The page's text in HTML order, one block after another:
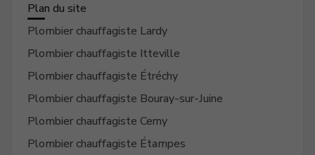
Plan du site
Plombier chauffagiste Lardy
Plombier chauffagiste Itteville
Plombier chauffagiste Étréchy
Plombier chauffagiste Bouray-sur-Juine
Plombier chauffagiste Cerny
Plombier chauffagiste Étampes